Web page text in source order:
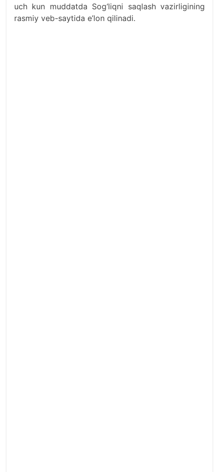
uch kun muddatda Sog‘liqni saqlash vazirligining
rasmiy veb-saytida e’lon qilinadi.